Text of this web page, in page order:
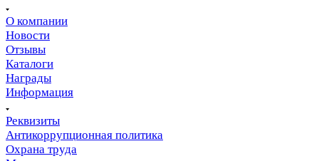
О компании
Новости
Отзывы
Каталоги
Награды
Информация
Реквизиты
Антикоррупционная политика
Охрана труда